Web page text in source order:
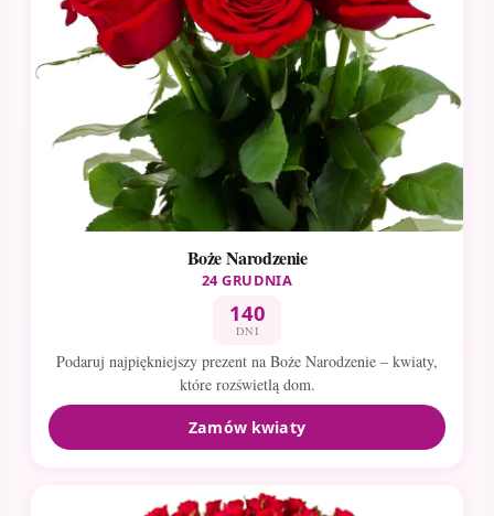
Boże Narodzenie
24 GRUDNIA
140
DNI
Podaruj najpiękniejszy prezent na Boże Narodzenie – kwiaty,
które rozświetlą dom.
Zamów kwiaty